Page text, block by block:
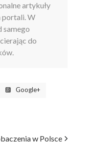
artykuły
portali. W
samego
do
Google+
w Polsce